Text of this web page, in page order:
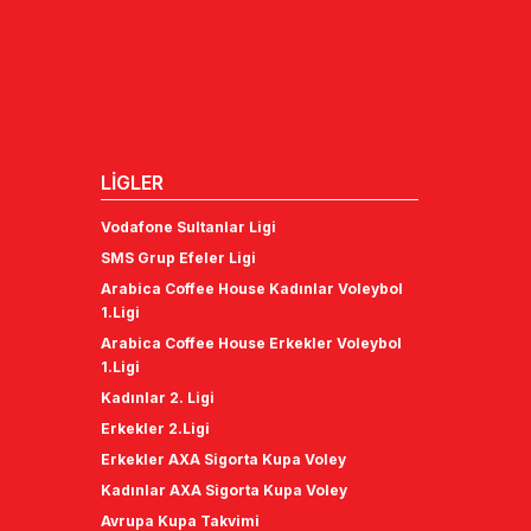
LİGLER
Vodafone Sultanlar Ligi
SMS Grup Efeler Ligi
Arabica Coffee House Kadınlar Voleybol
1.Ligi
Arabica Coffee House Erkekler Voleybol
1.Ligi
Kadınlar 2. Ligi
Erkekler 2.Ligi
Erkekler AXA Sigorta Kupa Voley
Kadınlar AXA Sigorta Kupa Voley
Avrupa Kupa Takvimi